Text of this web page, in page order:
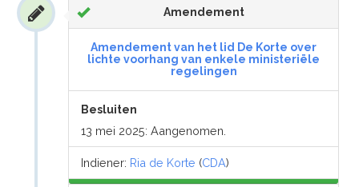
Amendement
Amendement van het lid De Korte over
lichte voorhang van enkele ministeriële
regelingen
Besluiten
13 mei 2025: Aangenomen.
Indiener: Ria de Korte (CDA)